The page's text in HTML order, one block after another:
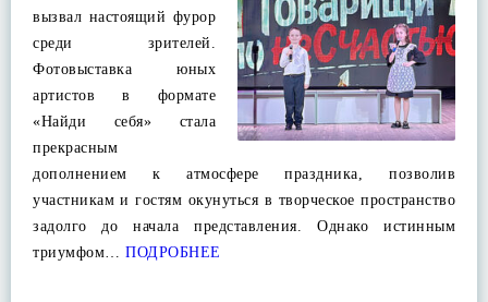
вызвал настоящий фурор
среди зрителей.
Фотовыставка юных
артистов в формате
«Найди себя» стала
прекрасным
дополнением к атмосфере праздника, позволив
участникам и гостям окунуться в творческое пространство
задолго до начала представления. Однако истинным
триумфом… ПОДРОБНЕЕ